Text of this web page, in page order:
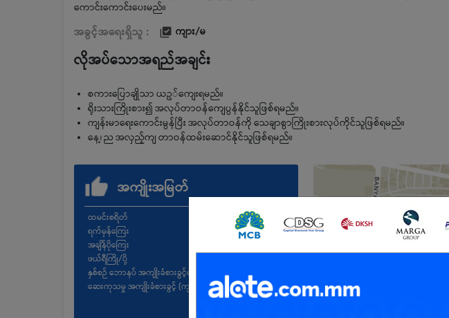
ကောင်းကောင်းပေးမည်။
အခွင့်အရေးရှိသူ : ကျား/မ
လိုအပ်သောအရည်အချင်း
စကားပြောချိုသာ ယဥ်ကျေးရမည်။
ရိုးသားကြိုးစား၍ အလုပ်တာဝန်ကျေပွန်နိုင်သူဖြစ်ရမည်။
ကျန်းမာရေးကောင်းမွန်ပြီး အလုပ်တာဝန်ကို သေချာစွာကြိုးစားလုပ်ကိုင်သူဖြစ်ရမည်။
နေ့၊ ည အလှည့်ကျ တာဝန်ထမ်း‌ဆောင်နိုင်သူဖြစ်ရမည်။
အကျိုးအမြတ်
ထမင်းစရိတ်
ရက်မှန်ကြေး
အချိန်ပိုကြေး
ဖယ်ရီကြို/ပို့
နှစ်စဉ် ဘောနပ် အကျိုးခံစားခွင့်များ
ဆေးကုသမှု အကျိုးခံစားခွင့် (ကုမ္ပဏီစည်းမျဥ်းအတိုင်း)